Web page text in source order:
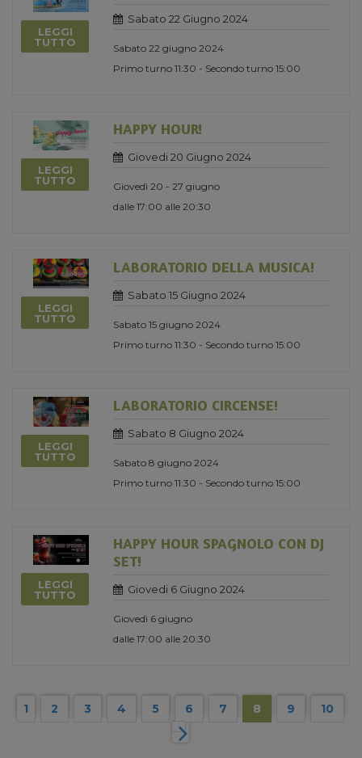
LEGGI
TUTTO
Sabato 22 Giugno 2024
Sabato 22 giugno 2024
Primo turno 11:30 - Secondo turno 15:00
LEGGI
TUTTO
HAPPY HOUR!
Giovedi 20 Giugno 2024
Giovedì 20 - 27 giugno
dalle 17:00 alle 20:30
LEGGI
TUTTO
LABORATORIO DELLA MUSICA!
Sabato 15 Giugno 2024
Sabato 15 giugno 2024
Primo turno 11:30 - Secondo turno 15:00
LEGGI
TUTTO
LABORATORIO CIRCENSE!
Sabato 8 Giugno 2024
Sabato 8 giugno 2024
Primo turno 11:30 - Secondo turno 15:00
LEGGI
TUTTO
HAPPY HOUR SPAGNOLO CON DJ
SET!
Giovedi 6 Giugno 2024
Giovedì 6 giugno
dalle 17:00 alle 20:30
1 2 3 4 5 6 7 8 9 10